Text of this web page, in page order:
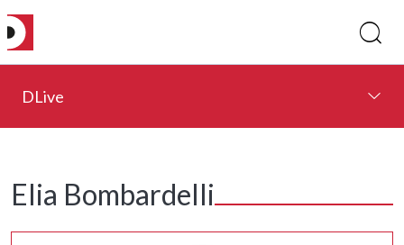
DLive
Elia Bombardelli